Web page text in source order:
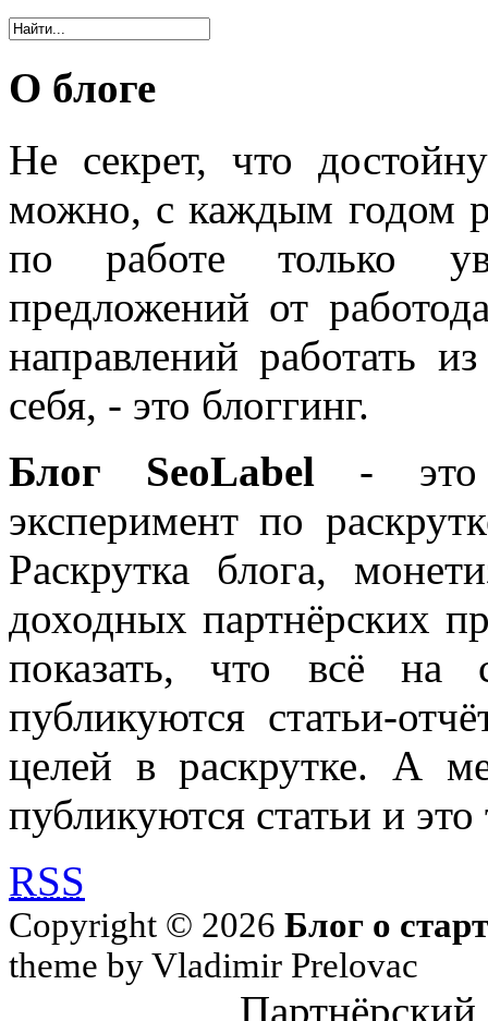
О блоге
Не секрет, что
можно, с каждым годом
по работе только
предложений от
направлений работать
себя, - это блоггинг.
Блог SeoLabel - это
эксперимент по
Раскрутка блога,
доходных партнёрских
показать, что всё на
публикуются статьи-
целей в раскрутке. А
публикуются статьи и
RSS
Copyright © 2026 Блог о
theme by Vladimir Prelovac